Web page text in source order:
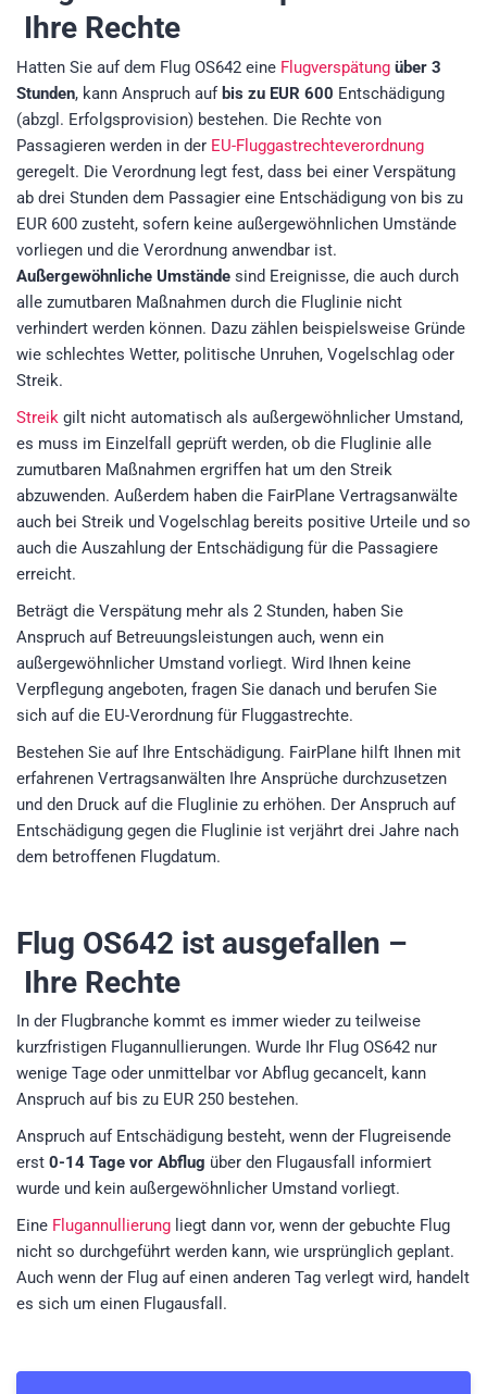
Ihre Rechte
Hatten Sie auf dem Flug OS642 eine Flugverspätung über 3
Stunden, kann Anspruch auf bis zu EUR 600 Entschädigung
(abzgl. Erfolgsprovision) bestehen. Die Rechte von
Passagieren werden in der EU-Fluggastrechteverordnung
geregelt. Die Verordnung legt fest, dass bei einer Verspätung
ab drei Stunden dem Passagier eine Entschädigung von bis zu
EUR 600 zusteht, sofern keine außergewöhnlichen Umstände
vorliegen und die Verordnung anwendbar ist.
Außergewöhnliche Umstände sind Ereignisse, die auch durch
alle zumutbaren Maßnahmen durch die Fluglinie nicht
verhindert werden können. Dazu zählen beispielsweise Gründe
wie schlechtes Wetter, politische Unruhen, Vogelschlag oder
Streik.
Streik gilt nicht automatisch als außergewöhnlicher Umstand,
es muss im Einzelfall geprüft werden, ob die Fluglinie alle
zumutbaren Maßnahmen ergriffen hat um den Streik
abzuwenden. Außerdem haben die FairPlane Vertragsanwälte
auch bei Streik und Vogelschlag bereits positive Urteile und so
auch die Auszahlung der Entschädigung für die Passagiere
erreicht.
Beträgt die Verspätung mehr als 2 Stunden, haben Sie
Anspruch auf Betreuungsleistungen auch, wenn ein
außergewöhnlicher Umstand vorliegt. Wird Ihnen keine
Verpflegung angeboten, fragen Sie danach und berufen Sie
sich auf die EU-Verordnung für Fluggastrechte.
Bestehen Sie auf Ihre Entschädigung. FairPlane hilft Ihnen mit
erfahrenen Vertragsanwälten Ihre Ansprüche durchzusetzen
und den Druck auf die Fluglinie zu erhöhen. Der Anspruch auf
Entschädigung gegen die Fluglinie ist verjährt drei Jahre nach
dem betroffenen Flugdatum.
Flug OS642 ist ausgefallen –
Ihre Rechte
In der Flugbranche kommt es immer wieder zu teilweise
kurzfristigen Flugannullierungen. Wurde Ihr Flug OS642 nur
wenige Tage oder unmittelbar vor Abflug gecancelt, kann
Anspruch auf bis zu EUR 250 bestehen.
Anspruch auf Entschädigung besteht, wenn der Flugreisende
erst 0-14 Tage vor Abflug über den Flugausfall informiert
wurde und kein außergewöhnlicher Umstand vorliegt.
Eine Flugannullierung liegt dann vor, wenn der gebuchte Flug
nicht so durchgeführt werden kann, wie ursprünglich geplant.
Auch wenn der Flug auf einen anderen Tag verlegt wird, handelt
es sich um einen Flugausfall.